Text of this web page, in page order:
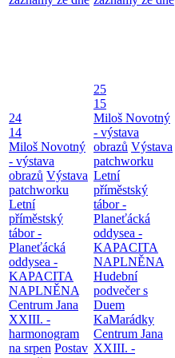
24
14
Miloš Novotný
- výstava
obrazů Výstava
patchworku
Letní
příměstský
tábor -
Planeťácká
oddysea -
KAPACITA
NAPLNĚNA
Centrum Jana
XXIII. -
harmonogram
na srpen Postav
25
15
Miloš Novotný
- výstava
obrazů Výstava
patchworku
Letní
příměstský
tábor -
Planeťácká
oddysea -
KAPACITA
NAPLNĚNA
Hudební
podvečer s
Duem
KaMarádky
Centrum Jana
XXIII. -